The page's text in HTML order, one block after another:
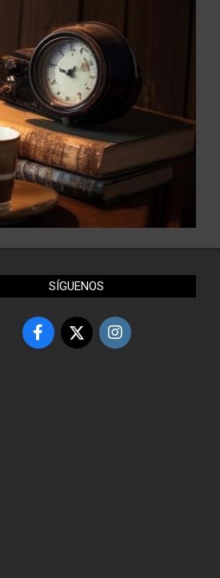
SÍGUENOS